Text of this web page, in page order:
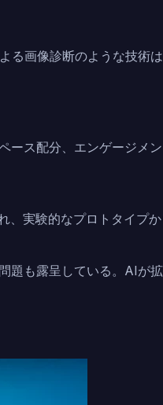
画像診断のような技術
ス配分、エンゲージメン
実験的なプロトタイプ
も露呈している。AIが